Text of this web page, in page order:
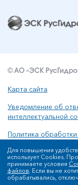
© АО «ЭСК
Карта сайта
Уведомление об
интеллектуальной
Политика
Сообщить об
Для повышения
использует Cookies.
принимаете условия
файлов. Если вы не
обрабатывались,